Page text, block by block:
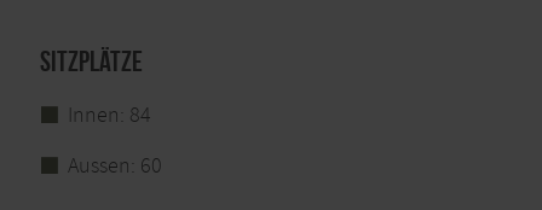
Sitzplätze
Innen: 84
Aussen: 60